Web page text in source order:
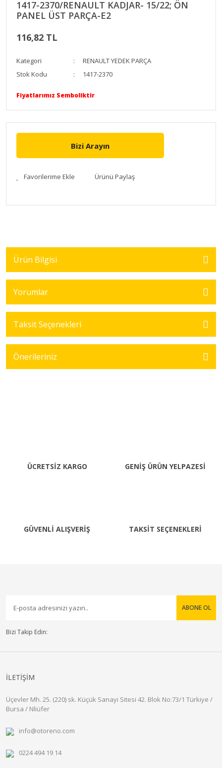
1417-2370/RENAULT KADJAR- 15/22; ÖN
PANEL ÜST PARÇA-E2
116,82 TL
Kategori
RENAULT YEDEK PARÇA
Stok Kodu
1417-2370
Fiyatlarımız Semboliktir
Bizi Arayın
Ürünü Paylaş
Ürün Bilgisi
Yorumlar
Taksit Seçenekleri
Önerileriniz
ÜCRETSİZ KARGO GENİŞ ÜRÜN YELPAZESİ
GÜVENLİ ALIŞVERİŞ TAKSİT SEÇENEKLERİ
ABONE OL
Bizi Takip Edin:
İLETİŞİM
Üçevler Mh. 25. (220) sk. Küçük Sanayi Sitesi 42. Blok No:73/1 Türkiye /
Bursa / Nliüfer
info@otoreno.com
0224 494 19 14